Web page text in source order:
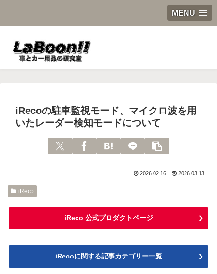
MENU
iRecoの駐車監視モード、マイクロ波を用
いたレーダー検知モードについて
2026.02.16 2026.03.13
iReco
iReco 公式プロダクトページ
iRecoに関する記事カテゴリー一覧